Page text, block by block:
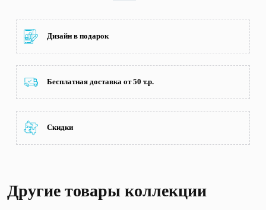
Дизайн в подарок
Бесплатная доставка от 50 т.р.
Скидки
Другие товары коллекции